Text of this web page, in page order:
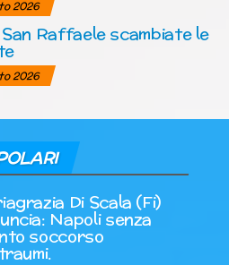
2026
San Raffaele scambiate le
2026
Di Scala (Fi)
Napoli senza
soccorso